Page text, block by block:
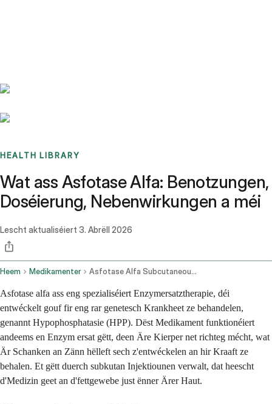
HEALTH LIBRARY
Wat ass Asfotase Alfa: Benotzungen,
Doséierung, Nebenwirkungen a méi
Lescht aktualiséiert 3. Abrëll 2026
Heem Medikamenter Asfotase Alfa Subcutaneous Route
Asfotase alfa ass eng spezialiséiert Enzymersatztherapie, déi
entwéckelt gouf fir eng rar genetesch Krankheet ze behandelen,
genannt Hypophosphatasie (HPP). Dëst Medikament funktionéiert
andeems en Enzym ersat gëtt, deen Äre Kierper net richteg mécht, wat
Är Schanken an Zänn hëlleft sech z'entwéckelen an hir Kraaft ze
behalen. Et gëtt duerch subkutan Injektiounen verwalt, dat heescht
d'Medizin geet an d'fettgewebe just ënner Ärer Haut.